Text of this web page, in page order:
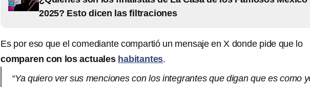
2025? Esto dicen las filtraciones
Es por eso que el comediante compartió un mensaje en X donde pide que lo
comparen con los actuales habitantes.
“Ya quiero ver sus menciones con los integrantes que digan que es como